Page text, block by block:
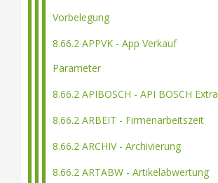
Vorbelegung
8.66.2 APPVK - App Verkauf
Parameter
8.66.2 APIBOSCH - API BOSCH Extra
8.66.2 ARBEIT - Firmenarbeitszeit
8.66.2 ARCHIV - Archivierung
8.66.2 ARTABW - Artikelabwertung